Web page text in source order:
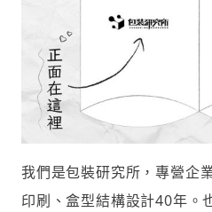
我們是包裝研究所，專營企
印刷、盒型結構設計40年。